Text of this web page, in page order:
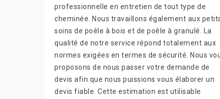
professionnelle en entretien de tout type de
cheminée. Nous travaillons également aux
soins de poêle à bois et de poêle à granulé. La
qualité de notre service répond totalement aux
normes exigées en termes de sécurité. Nous
proposons de nous passer votre demande de
devis afin que nous puissions vous élaborer un
devis fiable. Cette estimation est utilisable